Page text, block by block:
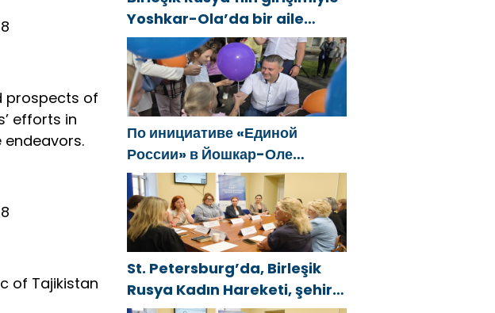
prospects of
efforts in
of Tajikistan
Yoshkar-Ola’da bir aile
festivali düzenlendi
По инициативе «Единой
России» в Йошкар-Оле
состоялся семейный
фестиваль
St. Petersburg’da, Birleşik
Rusya Kadın Hareketi, şehir